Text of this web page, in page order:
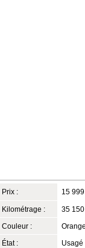
Prix : 15
Kilométrage : 35
Couleur :
État : Usagé